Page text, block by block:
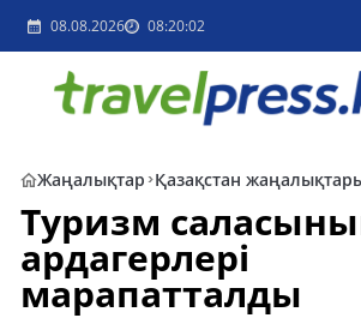
08.08.2026 08:20:02
Жаңалықтар Қазақстан
Туризм
ардагерлері
марапатталды